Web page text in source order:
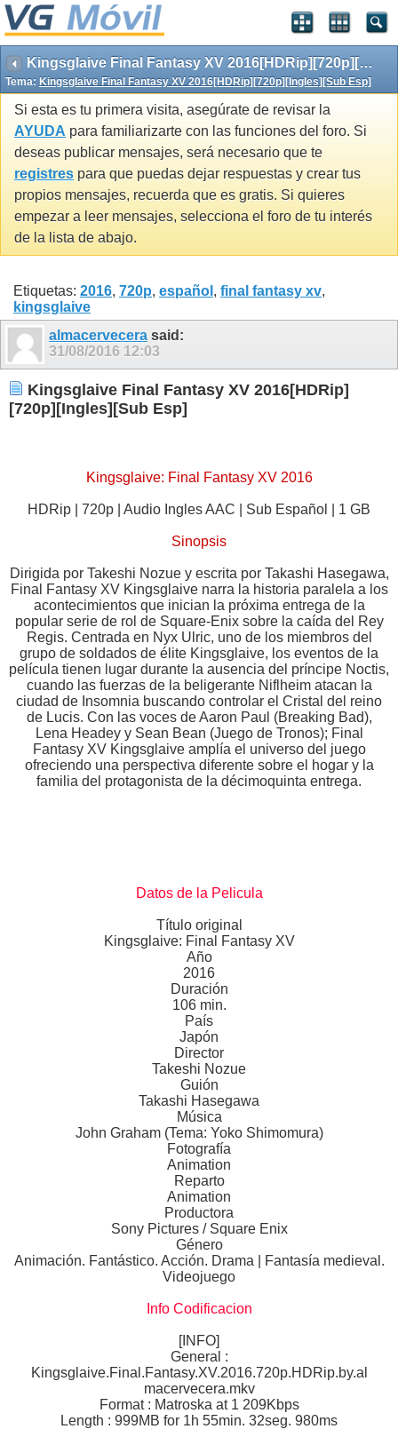
Kingsglaive Final Fantasy XV 2016[HDRip][720p][Ingles][Sub Esp]
Tema: Kingsglaive Final Fantasy XV 2016[HDRip][720p][Ingles][Sub Esp]
Si esta es tu primera visita, asegúrate de revisar la
AYUDA para familiarizarte con las funciones del foro. Si
deseas publicar mensajes, será necesario que te
registres para que puedas dejar respuestas y crear tus
propios mensajes, recuerda que es gratis. Si quieres
empezar a leer mensajes, selecciona el foro de tu interés
de la lista de abajo.
Etiquetas: 2016, 720p, español , final fantasy xv,
kingsglaive
almacervecera said:
31/08/2016 12:03
Kingsglaive Final Fantasy XV 2016[HDRip]
[720p][Ingles][Sub Esp]
Kingsglaive: Final Fantasy XV 2016
HDRip | 720p | Audio Ingles AAC | Sub Español | 1 GB
Sinopsis
Dirigida por Takeshi Nozue y escrita por Takashi Hasegawa,
Final Fantasy XV Kingsglaive narra la historia paralela a los
acontecimientos que inician la próxima entrega de la
popular serie de rol de Square-Enix sobre la caída del Rey
Regis. Centrada en Nyx Ulric, uno de los miembros del
grupo de soldados de élite Kingsglaive, los eventos de la
película tienen lugar durante la ausencia del príncipe Noctis,
cuando las fuerzas de la beligerante Niflheim atacan la
ciudad de Insomnia buscando controlar el Cristal del reino
de Lucis. Con las voces de Aaron Paul (Breaking Bad),
Lena Headey y Sean Bean (Juego de Tronos); Final
Fantasy XV Kingsglaive amplía el universo del juego
ofreciendo una perspectiva diferente sobre el hogar y la
familia del protagonista de la décimoquinta entrega.
Datos de la Pelicula
Título original
Kingsglaive: Final Fantasy XV
Año
2016
Duración
106 min.
País
Japón
Director
Takeshi Nozue
Guión
Takashi Hasegawa
Música
John Graham (Tema: Yoko Shimomura)
Fotografía
Animation
Reparto
Animation
Productora
Sony Pictures / Square Enix
Género
Animación. Fantástico. Acción. Drama | Fantasía medieval.
Videojuego
Info Codificacion
[INFO]
General :
Kingsglaive.Final.Fantasy.XV.2016.720p.HDRip.by.al
macervecera.mkv
Format : Matroska at 1 209Kbps
Length : 999MB for 1h 55min. 32seg. 980ms